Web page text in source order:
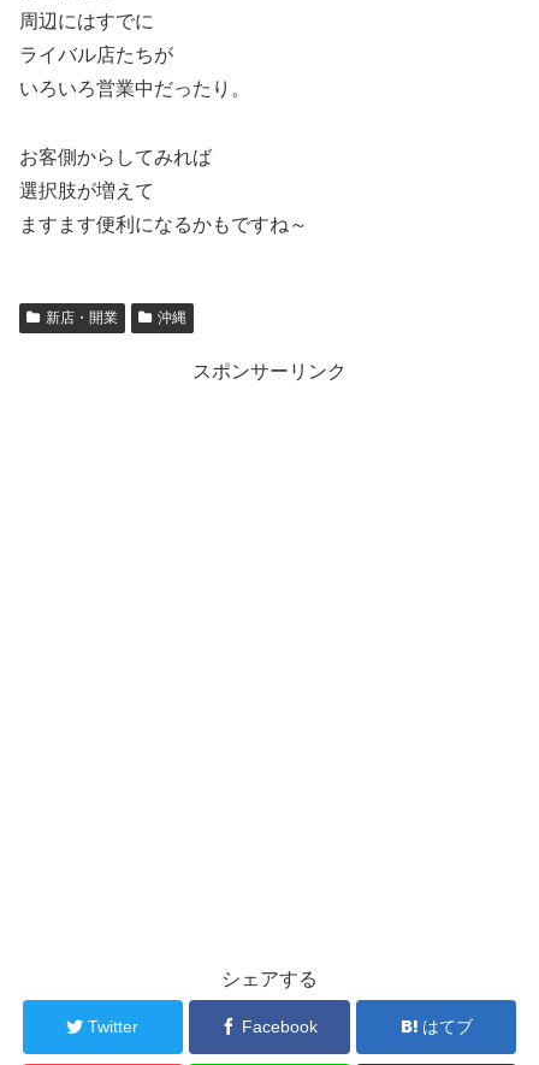
周辺にはすでに
ライバル店たちが
いろいろ営業中だったり。
お客側からしてみれば
選択肢が増えて
ますます便利になるかもですね～
新店・開業 沖縄
スポンサーリンク
シェアする
Twitter Facebook はてブ